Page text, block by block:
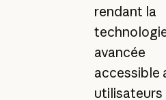
rendant la
avancée
accessible
utilisateurs